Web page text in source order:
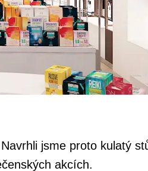
jsme proto kulatý
akcích.